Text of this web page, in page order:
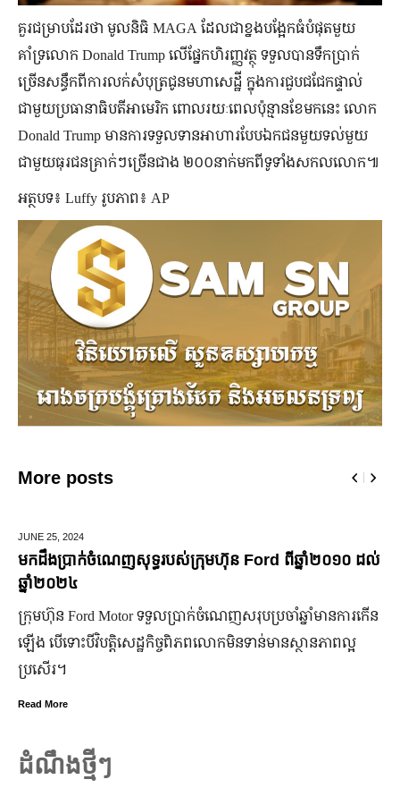
គួរជម្រាបដែរថា មូលនិធិ MAGA ដែលជាខ្នងបង្អែកធំបំផុតមួយ
គាំទ្រលោក Donald Trump លើផ្នែកហិរញ្ញវត្ថុ ទទួលបានទឹកប្រាក់
ច្រើនសន្ធឹកពីការលក់សំបុត្រជូនមហាសេដ្ឋី ក្នុងការជួបជជែកផ្ទាល់
ជាមួយប្រធានាធិបតីអាមេរិក ពោលរយៈពេលប៉ុន្មានខែមកនេះ លោក
Donald Trump មានការទទួលទានអាហារបែបឯកជនមួយទល់មួយ
ជាមួយធុរជនគ្រាក់ៗច្រើនជាង ២០០នាក់មកពីទូទាំងសកលលោក៕
អត្ថបទ៖ Luffy រូបភាព៖ AP
More posts
េញសុទ្ធរបស់ក្រុមហ៊ុន Ford ពីឆ្នាំ២០១០ ដល់
ទទួលប្រាក់ចំណេញសរុបប្រចាំឆ្នាំមានការកើន
តិសេដ្ឋកិច្ចពិភពលោកមិនទាន់មានស្ថានភាពល្អ
មកស្គាល់ពីប្រេ
មហាជន​ពិតជា​ស្
កិត្តិយស កេរ្តិ៍ឈ្ម
ដំណឹងថ្មីៗ